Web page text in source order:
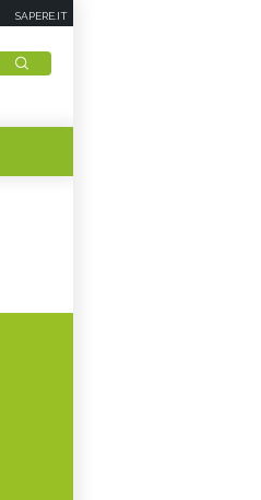
SAPERE.IT